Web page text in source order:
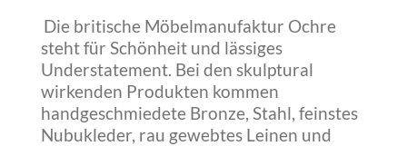
Die britische Möbelmanufaktur Ochre
steht für Schönheit und lässiges
Understatement. Bei den skulptural
wirkenden Produkten kommen
handgeschmiedete Bronze, Stahl, feinstes
Nubukleder, rau gewebtes Leinen und